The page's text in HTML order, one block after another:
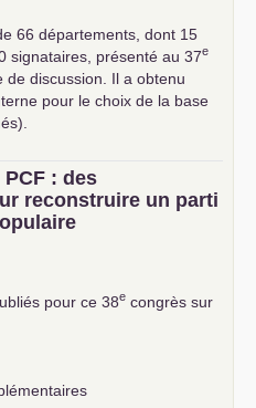
66 départements, dont 15
signataires, présenté au 37e
de discussion. Il a obtenu
pour le choix de la base
PCF : des
reconstruire un parti
pour ce 38e congrès sur